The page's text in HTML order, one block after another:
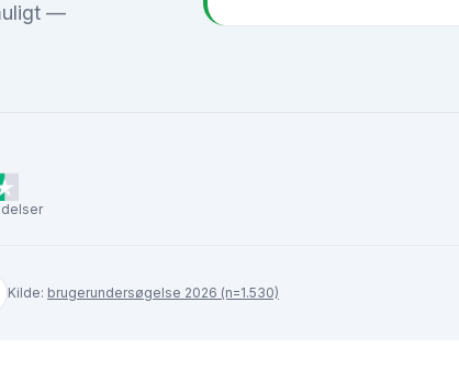
—
Kilde: brugerundersøgelse 2026 (n=1.530)